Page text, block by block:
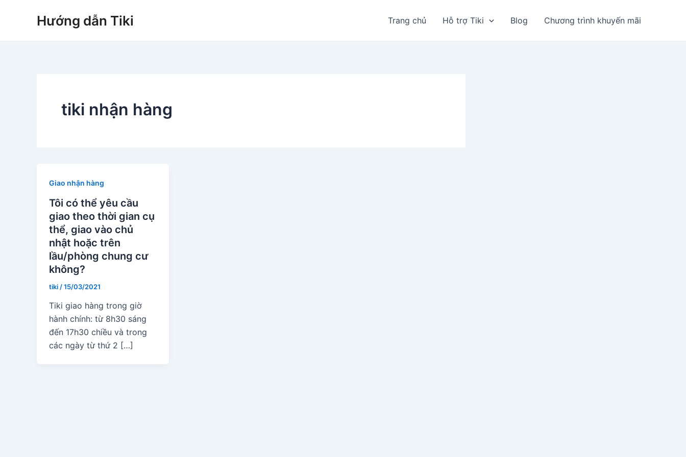
Hướng dẫn Tiki Trang chủ Hỗ trợ Tiki Blog Chương trình khuyến mãi
tiki nhận hàng
Giao nhận hàng
Tôi có thể yêu cầu
giao theo thời gian cụ
thể, giao vào chủ
nhật hoặc trên
lầu/phòng chung cư
không?
tiki /15/03/2021
Tiki giao hàng trong giờ
hành chính: từ 8h30 sáng
đến 17h30 chiều và trong
các ngày từ thứ 2 […]